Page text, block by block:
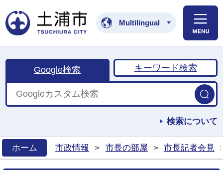
土浦市公式ホームペ
Multilingual
Google検索 キーワード検索
検索について
ホーム
市政情報 > 市長の部屋 > 市長記者会見